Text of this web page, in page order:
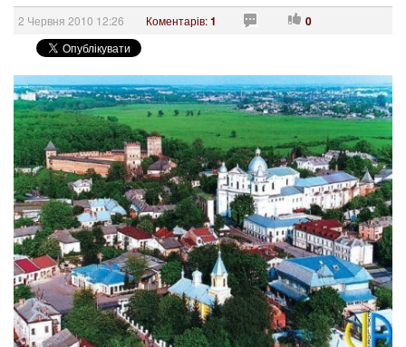
2 Червня 2010 12:26 Коментарів:1 0